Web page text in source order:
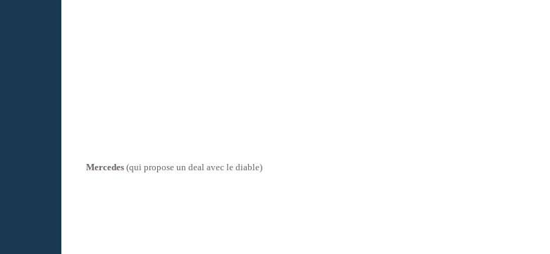
Mercedes (qui propose un deal avec le diable)